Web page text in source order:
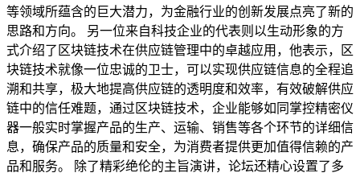
等领域所蕴含的巨大潜力，为金融行业的创新发展点亮了新的
思路和方向。 另一位来自科技企业的代表则以生动形象的方
式介绍了区块链技术在供应链管理中的卓越应用，他表示，区
块链技术就像一位忠诚的卫士，可以实现供应链信息的全程追
溯和共享，极大地提高供应链的透明度和效率，有效破解供应
链中的信任难题，通过区块链技术，企业能够如同掌控精密仪
器一般实时掌握产品的生产、运输、销售等各个环节的详细信
息，确保产品的质量和安全，为消费者提供更加值得信赖的产
品和服务。 除了精彩绝伦的主旨演讲，论坛还精心设置了多